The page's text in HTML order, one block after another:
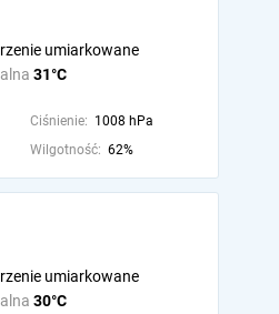
31°C
umiarkowane
Ciśnienie: 1008 hPa
Wilgotność: 62%
30°C
umiarkowane